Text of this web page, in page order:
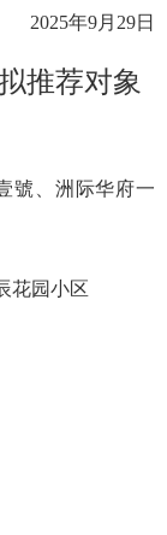
2025年9月29日
推荐对象
號、洲际华府一
花园小区